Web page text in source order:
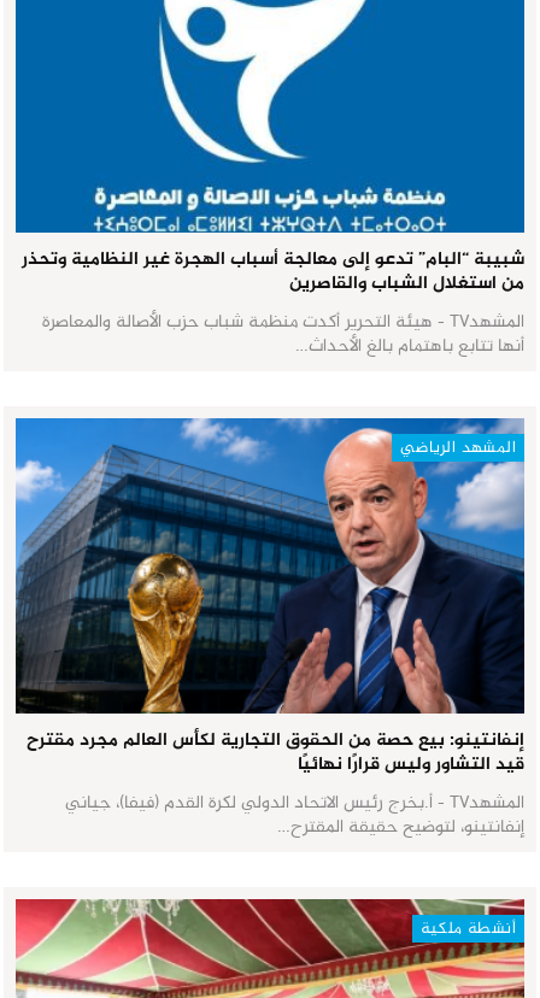
شبيبة “البام” تدعو إلى معالجة أسباب الهجرة غير النظامية وتحذر
من استغلال الشباب والقاصرين
المشهدTV - هيئة التحرير أكدت منظمة شباب حزب الأصالة والمعاصرة
أنها تتابع باهتمام بالغ الأحداث…
المشهد الرياضي
إنفانتينو: بيع حصة من الحقوق التجارية لكأس العالم مجرد مقترح
قيد التشاور وليس قرارًا نهائيًا
المشهدTV - أ.بخرج رئيس الاتحاد الدولي لكرة القدم (فيفا)، جياني
إنفانتينو، لتوضيح حقيقة المقترح…
أنشطة ملكية